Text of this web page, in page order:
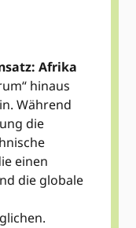
Afrika
hinaus
Während
die
einen
die globale